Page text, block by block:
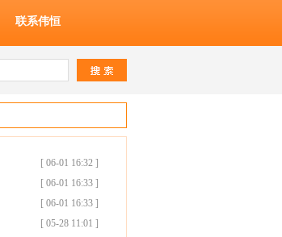
联系伟恒
[ 06-01 16:32 ]
[ 06-01 16:33 ]
[ 06-01 16:33 ]
[ 05-28 11:01 ]